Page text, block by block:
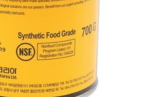
식
리
스